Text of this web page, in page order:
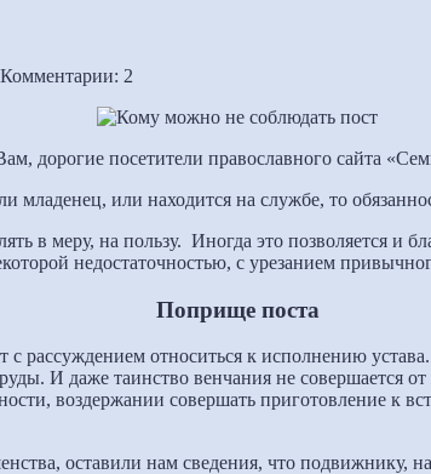
Комментарии: 2
дорогие посетители православного сайта
младенец, или находится на службе, то
в меру, на пользу. Иногда это позволяется и
недостаточностью, с урезанием
Поприще поста
относиться к исполнению
И даже таинство венчания не совершается
воздержании совершать приготовление к
оставили нам сведения, что подвижнику,